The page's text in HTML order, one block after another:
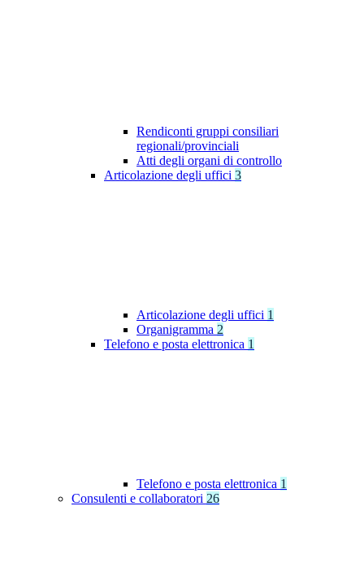
Rendiconti gruppi consiliari
regionali/provinciali
Atti degli organi di controllo
Articolazione degli uffici 3
Articolazione degli uffici 1
Organigramma 2
Telefono e posta elettronica 1
Telefono e posta elettronica 1
Consulenti e collaboratori 26